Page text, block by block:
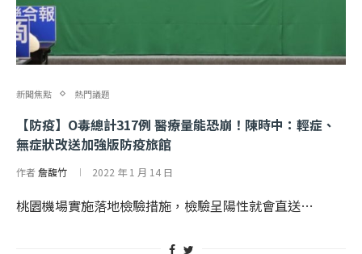
新聞焦點 熱門議題
【防疫】O毒總計317例 醫療量能恐崩！陳時中：輕症、
無症狀改送加強版防疫旅館
作者詹馥竹 2022 年 1 月 14 日
桃園機場實施落地檢驗措施，檢驗呈陽性就會直送…